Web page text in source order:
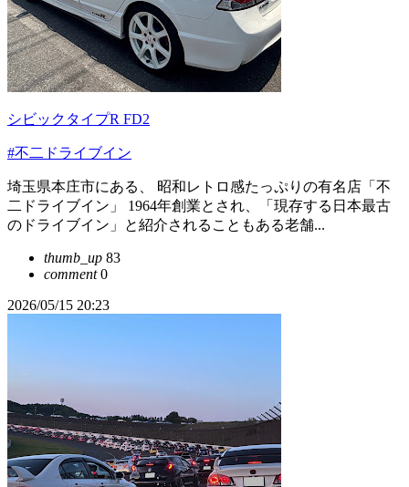
シビックタイプR FD2
#不二ドライブイン
埼玉県本庄市にある、 昭和レトロ感たっぷりの有名店「不
二ドライブイン」 1964年創業とされ、「現存する日本最古
のドライブイン」と紹介されることもある老舗...
thumb_up 83
comment0
2026/05/15 20:23